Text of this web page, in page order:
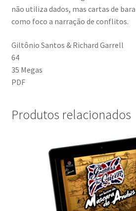
não utiliza dados, mas cartas de
como foco a narração de conflitos.
Giltônio Santos & Richard Garrell
64
35 Megas
PDF
Produtos relacionados